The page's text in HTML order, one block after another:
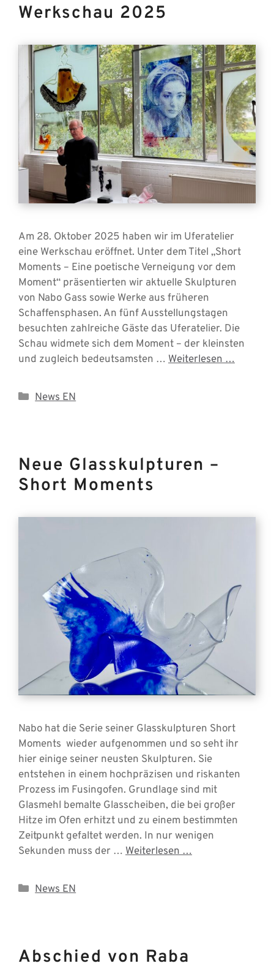
Werkschau 2025
Am 28. Oktober 2025 haben wir im Uferatelier
eine Werkschau eröffnet. Unter dem Titel „Short
Moments – Eine poetische Verneigung vor dem
Moment“ präsentierten wir aktuelle Skulpturen
von Nabo Gass sowie Werke aus früheren
Schaffensphasen. An fünf Ausstellungstagen
besuchten zahlreiche Gäste das Uferatelier. Die
Schau widmete sich dem Moment – der kleinsten
und zugleich bedeutsamsten … Weiterlesen …
Categories
News EN
Neue Glasskulpturen –
Short Moments
Nabo hat die Serie seiner Glasskulpturen Short
Moments wieder aufgenommen und so seht ihr
hier einige seiner neusten Skulpturen. Sie
entstehen in einem hochpräzisen und riskanten
Prozess im Fusingofen. Grundlage sind mit
Glasmehl bemalte Glasscheiben, die bei großer
Hitze im Ofen erhitzt und zu einem bestimmten
Zeitpunkt gefaltet werden. In nur wenigen
Sekunden muss der … Weiterlesen …
Categories
News EN
Abschied von Raba